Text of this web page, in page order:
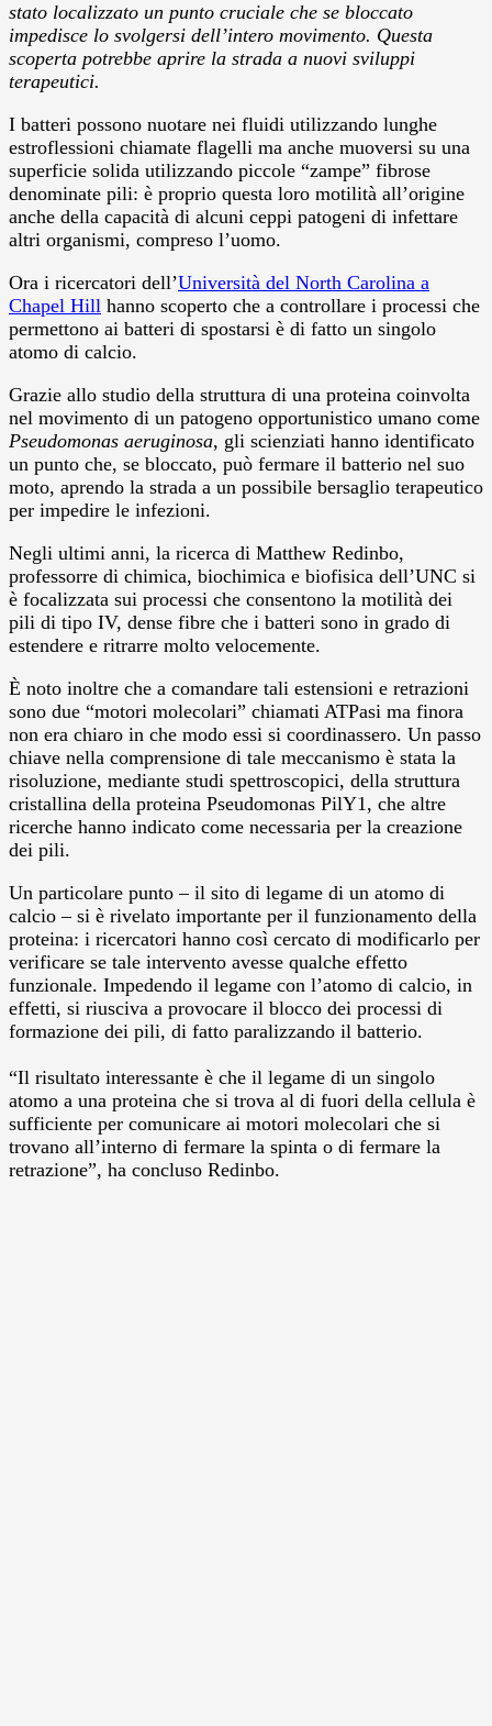
stato localizzato un punto cruciale che se bloccato
impedisce lo svolgersi dell’intero movimento. Questa
scoperta potrebbe aprire la strada a nuovi sviluppi
terapeutici.
I batteri possono nuotare nei fluidi utilizzando lunghe
estroflessioni chiamate flagelli ma anche muoversi su una
superficie solida utilizzando piccole “zampe” fibrose
denominate pili: è proprio questa loro motilità all’origine
anche della capacità di alcuni ceppi patogeni di infettare
altri organismi, compreso l’uomo.
Ora i ricercatori dell’Università del North Carolina a
Chapel Hill hanno scoperto che a controllare i processi che
permettono ai batteri di spostarsi è di fatto un singolo
atomo di calcio.
Grazie allo studio della struttura di una proteina coinvolta
nel movimento di un patogeno opportunistico umano come
Pseudomonas aeruginosa, gli scienziati hanno identificato
un punto che, se bloccato, può fermare il batterio nel suo
moto, aprendo la strada a un possibile bersaglio terapeutico
per impedire le infezioni.
Negli ultimi anni, la ricerca di Matthew Redinbo,
professorre di chimica, biochimica e biofisica dell’UNC si
è focalizzata sui processi che consentono la motilità dei
pili di tipo IV, dense fibre che i batteri sono in grado di
estendere e ritrarre molto velocemente.
È noto inoltre che a comandare tali estensioni e retrazioni
sono due “motori molecolari” chiamati ATPasi ma finora
non era chiaro in che modo essi si coordinassero. Un passo
chiave nella comprensione di tale meccanismo è stata la
risoluzione, mediante studi spettroscopici, della struttura
cristallina della proteina Pseudomonas PilY1, che altre
ricerche hanno indicato come necessaria per la creazione
dei pili.
Un particolare punto – il sito di legame di un atomo di
calcio – si è rivelato importante per il funzionamento della
proteina: i ricercatori hanno così cercato di modificarlo per
verificare se tale intervento avesse qualche effetto
funzionale. Impedendo il legame con l’atomo di calcio, in
effetti, si riusciva a provocare il blocco dei processi di
formazione dei pili, di fatto paralizzando il batterio.
“Il risultato interessante è che il legame di un singolo
atomo a una proteina che si trova al di fuori della cellula è
sufficiente per comunicare ai motori molecolari che si
trovano all’interno di fermare la spinta o di fermare la
retrazione”, ha concluso Redinbo.